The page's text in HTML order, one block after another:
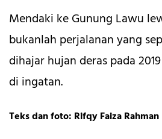
Mendaki ke Gunung Lawu
bukanlah perjalanan yang
dihajar hujan deras pada
di ingatan.
Teks dan foto: Rifqy Faiza Rahman